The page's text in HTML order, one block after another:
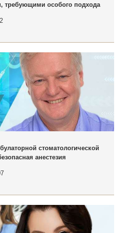
требующими особого подхода
стоматологической
анестезия